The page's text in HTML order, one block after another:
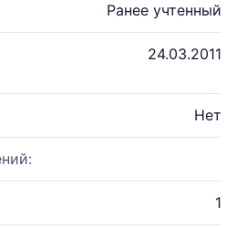
Ранее учтенный
24.03.2011
Нет
1